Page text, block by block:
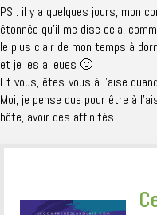
PS : il y a quelques jours, mon
étonnée qu’il me dise cela,
le plus clair de mon temps à
et je les ai eues 🙂
Et vous, êtes-vous à l’aise
Moi, je pense que pour être à
hôte, avoir des affinités.